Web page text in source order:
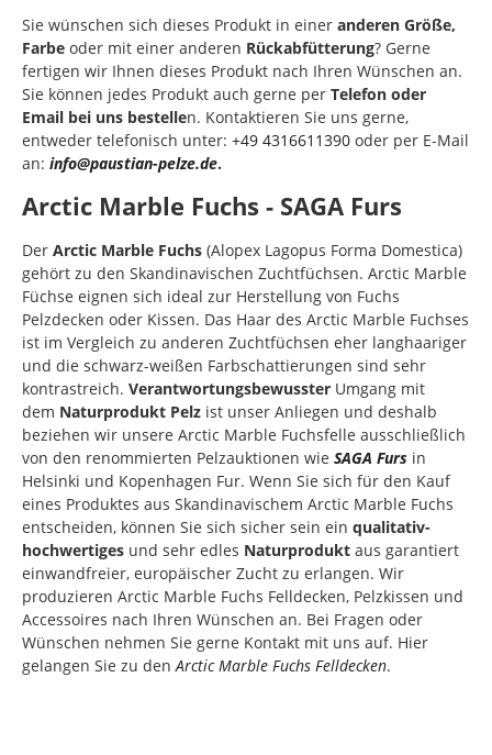
Sie wünschen sich dieses Produkt in einer anderen Größe,
Farbe oder mit einer anderen Rückabfütterung? Gerne
fertigen wir Ihnen dieses Produkt nach Ihren Wünschen an.
Sie können jedes Produkt auch gerne per Telefon oder
Email bei uns bestellen. Kontaktieren Sie uns gerne,
entweder telefonisch unter: +49 4316611390 oder per E-Mail
an: info@paustian-pelze.de.
Arctic Marble Fuchs - SAGA Furs
Der Arctic Marble Fuchs (Alopex Lagopus Forma Domestica)
gehört zu den Skandinavischen Zuchtfüchsen. Arctic Marble
Füchse eignen sich ideal zur Herstellung von Fuchs
Pelzdecken oder Kissen. Das Haar des Arctic Marble Fuchses
ist im Vergleich zu anderen Zuchtfüchsen eher langhaariger
und die schwarz-weißen Farbschattierungen sind sehr
kontrastreich. Verantwortungsbewusster Umgang mit
dem Naturprodukt Pelz ist unser Anliegen und deshalb
beziehen wir unsere Arctic Marble Fuchsfelle ausschließlich
von den renommierten Pelzauktionen wie SAGA Furs in
Helsinki und Kopenhagen Fur. Wenn Sie sich für den Kauf
eines Produktes aus Skandinavischem Arctic Marble Fuchs
entscheiden, können Sie sich sicher sein ein qualitativ-
hochwertiges und sehr edles Naturprodukt aus garantiert
einwandfreier, europäischer Zucht zu erlangen. Wir
produzieren Arctic Marble Fuchs Felldecken, Pelzkissen und
Accessoires nach Ihren Wünschen an. Bei Fragen oder
Wünschen nehmen Sie gerne Kontakt mit uns auf. Hier
gelangen Sie zu denArctic Marble Fuchs Felldecken.